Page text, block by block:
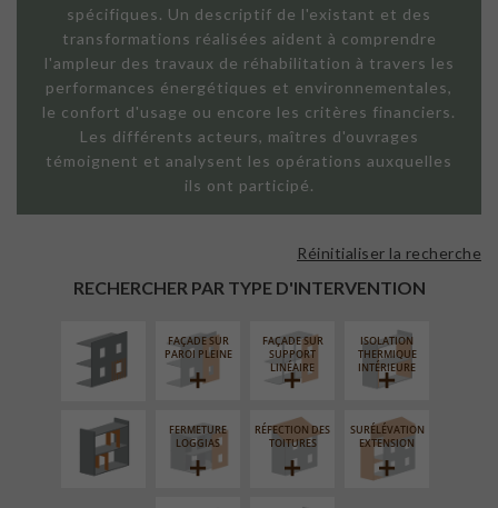
spécifiques. Un descriptif de l'existant et des
transformations réalisées aident à comprendre
l'ampleur des travaux de réhabilitation à travers les
performances énergétiques et environnementales,
le confort d'usage ou encore les critères financiers.
Les différents acteurs, maîtres d'ouvrages
témoignent et analysent les opérations auxquelles
ils ont participé.
RECHERCHER PAR TYPE D'INTERVENTION
Réinitialiser la recherche
EXTÉRIEURE
FAÇADE SUR
PAROI PLEINE
FAÇADE SUR
SUPPORT
LINÉAIRE
ISOLATION
THERMIQUE
INTÉRIEURE
RÉAMÉNAGEMENT
INTÉRIEUR
FERMETURE
LOGGIAS
RÉFECTION DES
TOITURES
SURÉLÉVATION
EXTENSION
AMÉNAGEMENT
EXTÉRIEUR